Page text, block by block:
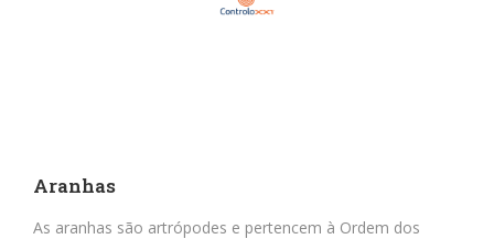
Aranhas
As aranhas são artrópodes e pertencem à Ordem dos